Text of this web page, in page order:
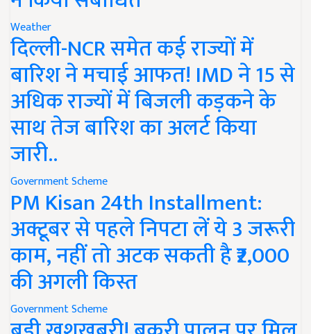
Weather
दिल्ली-NCR समेत कई राज्यों में
बारिश ने मचाई आफत! IMD ने 15 से
अधिक राज्यों में बिजली कड़कने के
साथ तेज बारिश का अलर्ट किया
जारी..
Government Scheme
PM Kisan 24th Installment:
अक्टूबर से पहले निपटा लें ये 3 जरूरी
काम, नहीं तो अटक सकती है ₹2,000
की अगली किस्त
Government Scheme